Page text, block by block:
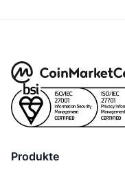
Produkte